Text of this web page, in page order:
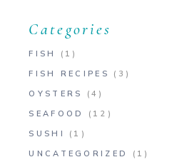
Categories
FISH
(1)
FISH RECIPES
(3)
OYSTERS
(4)
SEAFOOD
(12)
SUSHI
(1)
UNCATEGORIZED
(1)